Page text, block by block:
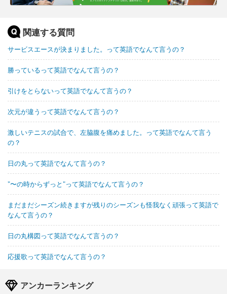
関連する質問
サービスエースが決まりました。って英語でなんて言うの？
勝っているって英語でなんて言うの？
引けをとらないって英語でなんて言うの？
次元が違うって英語でなんて言うの？
激しいテニスの試合で、左脇腹を痛めました。って英語でなんて言う
の？
日の丸って英語でなんて言うの？
"〜の時からずっと"って英語でなんて言うの？
まだまだシーズン続きますが残りのシーズンも怪我なく頑張って英語で
なんて言うの？
日の丸構図って英語でなんて言うの？
応援歌って英語でなんて言うの？
アンカーランキング